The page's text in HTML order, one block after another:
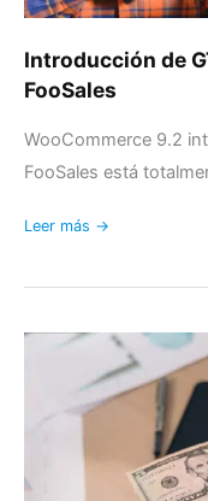
Introducción de
FooSales
WooCommerce 9.2
FooSales está
Leer más →
Introducción
fraccionados
en